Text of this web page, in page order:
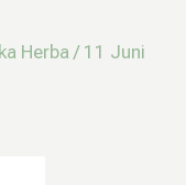
Herba / 11 Juni